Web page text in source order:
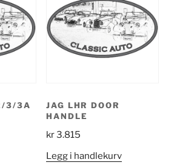
3/3A
JAG LHR DOOR
HANDLE
kr3.815
Legg i handlekurv